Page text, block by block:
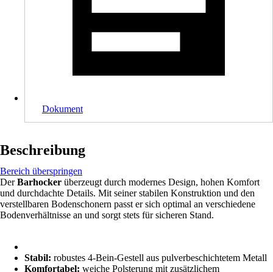
Dokument
Beschreibung
Bereich überspringen
DerBarhocker überzeugt durch modernes Design, hohen Komfort
und durchdachte Details. Mit seiner stabilen Konstruktion und den
verstellbaren Bodenschonern passt er sich optimal an verschiedene
Bodenverhältnisse an und sorgt stets für sicheren Stand.
Stabil: robustes 4-Bein-Gestell aus pulverbeschichtetem Metall
Komfortabel: weiche Polsterung mit zusätzlichem